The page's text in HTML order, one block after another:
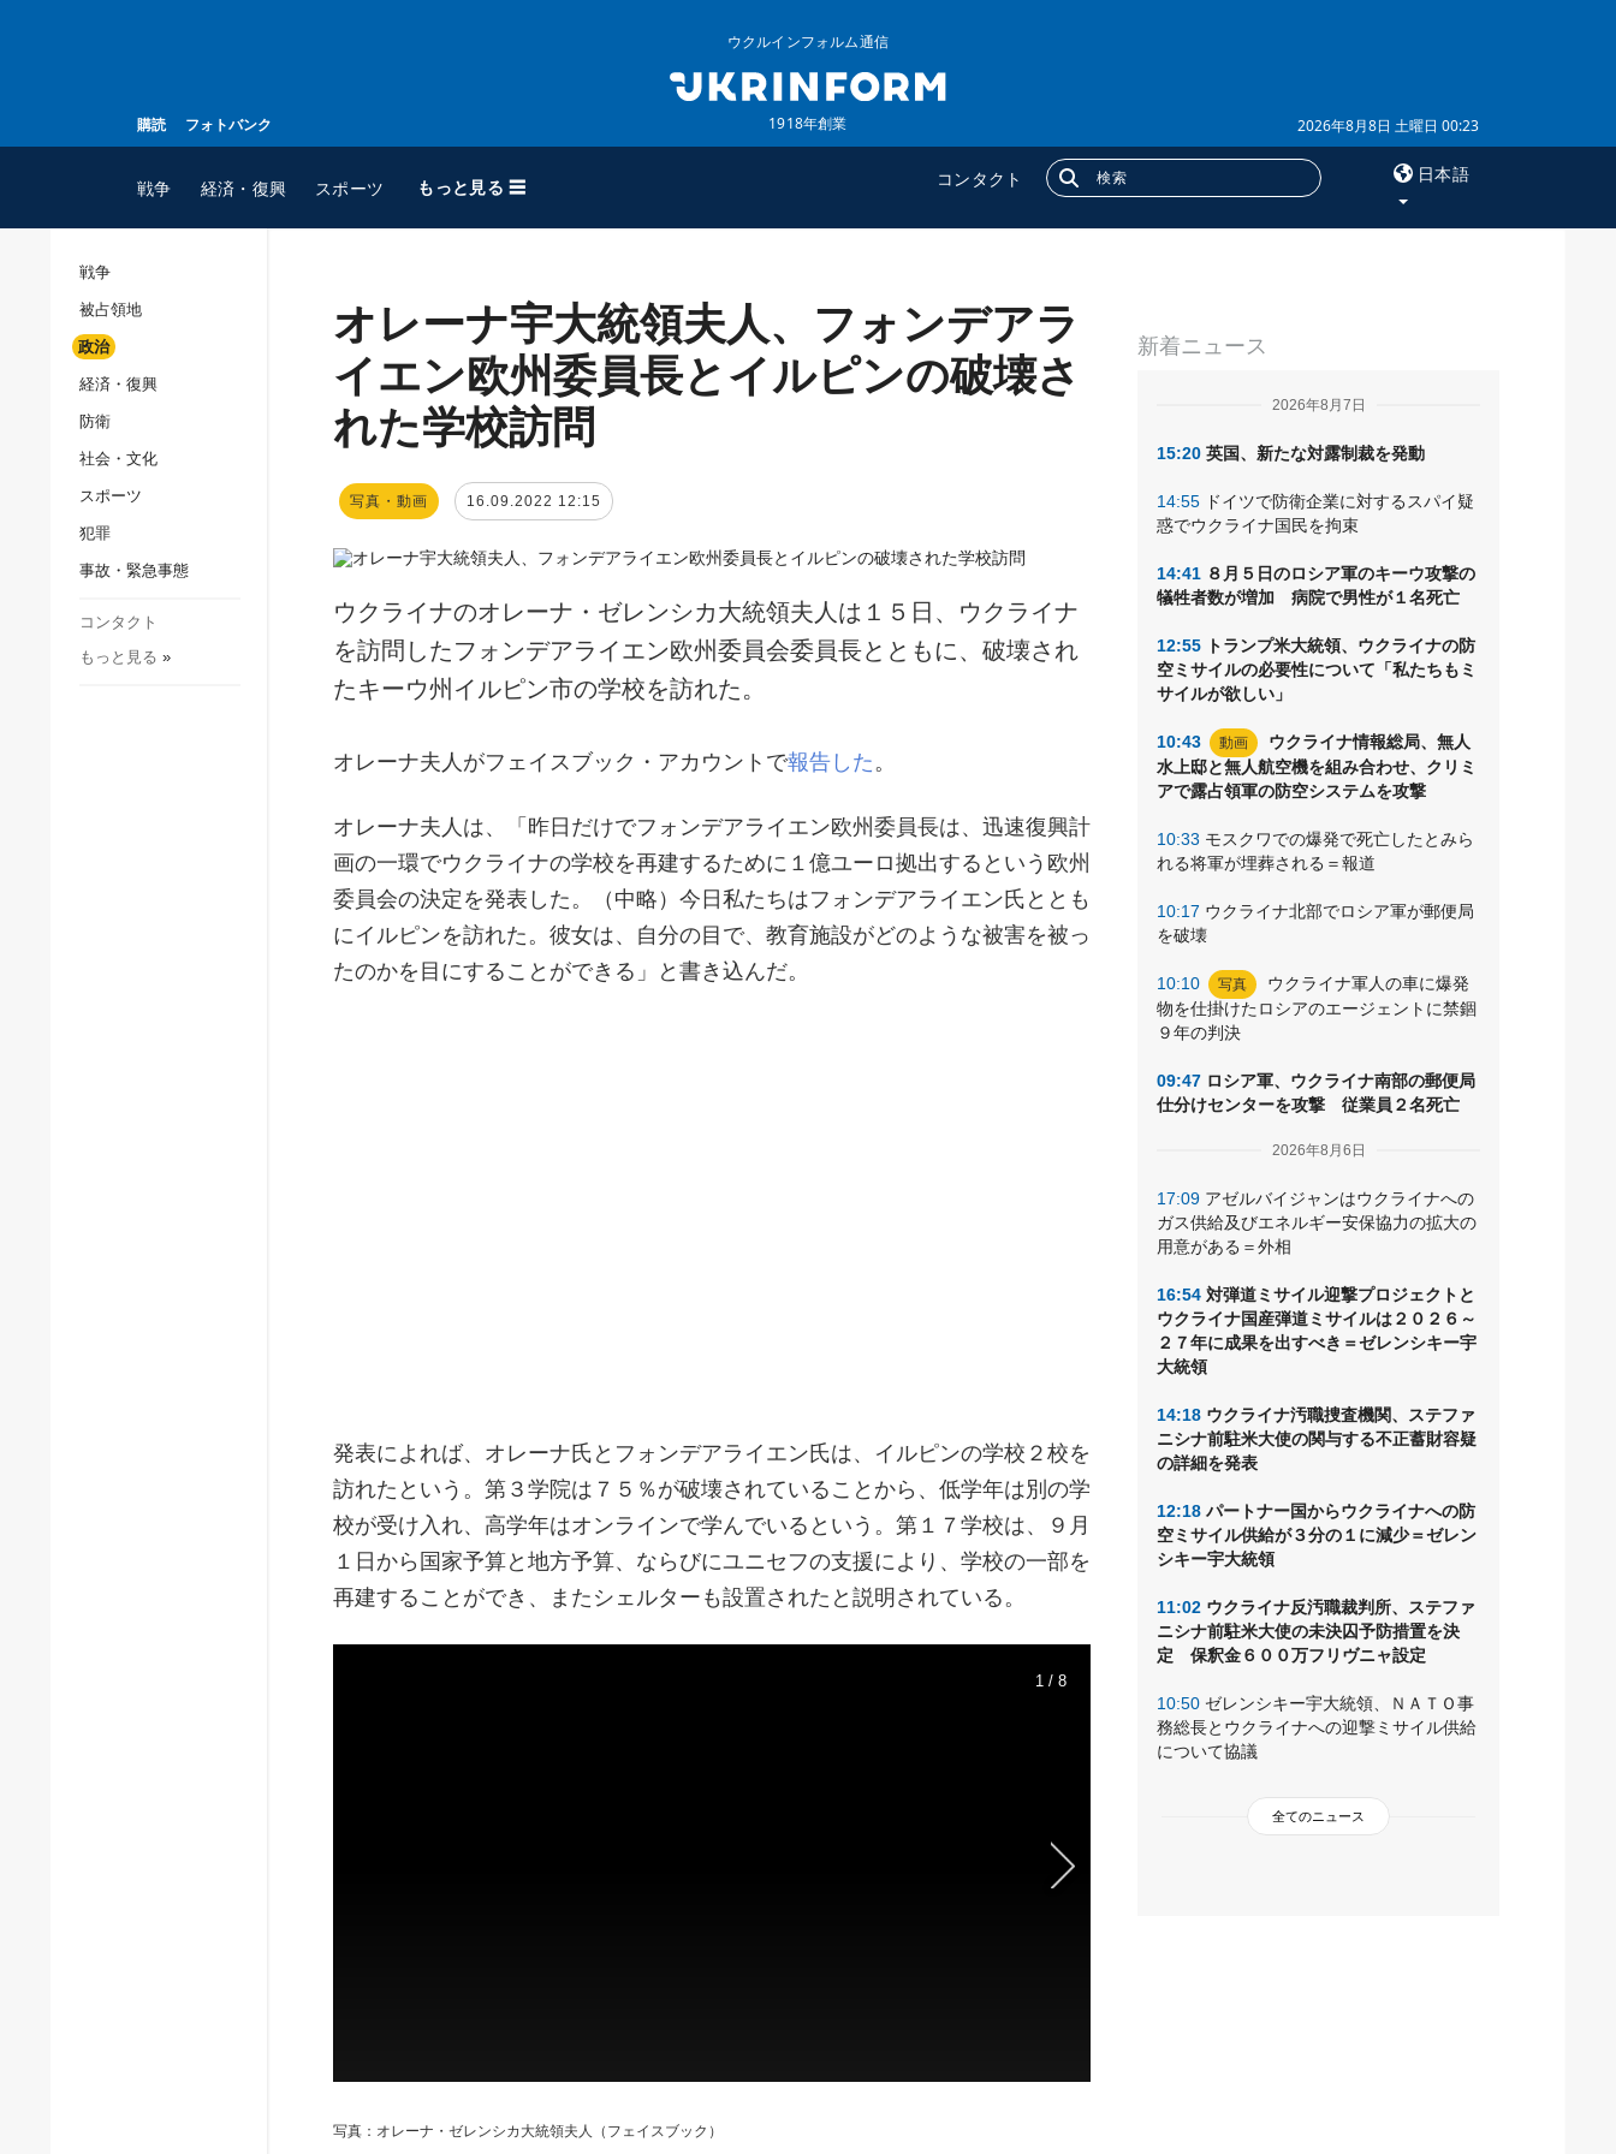
購読 フォトバンク
ウクルインフォルム通信
1918年創業 2026年8月8日 土曜日 00:23
戦争 経済・復興 スポーツ もっと見る ☰ コンタクト 日本語
スポーツ
ウクルインフォルム
ウクルインフォルムについ
て
コンタクト
追加
インタビュー
購読
戦争
被占領地
政治
経済・復興
防衛
社会・文化
スポーツ
犯罪
事故・緊急事態
コンタクト
もっと見る »
新着ニュース
2026年8月7日
15:20 英国、新たな対露制裁を発動
14:55 ドイツで防衛企業に対するスパイ疑
惑でウクライナ国民を拘束
14:41 ８月５日のロシア軍のキーウ攻撃の
犠牲者数が増加 病院で男性が１名死亡
12:55 トランプ米大統領、ウクライナの防
空ミサイルの必要性について「私たちもミ
サイルが欲しい」
10:43 動画
ウクライナ情報総局、無人
水上邸と無人航空機を組み合わせ、クリミ
アで露占領軍の防空システムを攻撃
10:33 モスクワでの爆発で死亡したとみら
れる将軍が埋葬される＝報道
10:17 ウクライナ北部でロシア軍が郵便局
を破壊
10:10 写真
ウクライナ軍人の車に爆発
物を仕掛けたロシアのエージェントに禁錮
９年の判決
09:47 ロシア軍、ウクライナ南部の郵便局
仕分けセンターを攻撃 従業員２名死亡
2026年8月6日
17:09 アゼルバイジャンはウクライナへの
ガス供給及びエネルギー安保協力の拡大の
用意がある＝外相
16:54 対弾道ミサイル迎撃プロジェクトと
ウクライナ国産弾道ミサイルは２０２６～
２７年に成果を出すべき＝ゼレンシキー宇
大統領
14:18 ウクライナ汚職捜査機関、ステファ
ニシナ前駐米大使の関与する不正蓄財容疑
の詳細を発表
12:18 パートナー国からウクライナへの防
空ミサイル供給が３分の１に減少＝ゼレン
シキー宇大統領
11:02 ウクライナ反汚職裁判所、ステファ
ニシナ前駐米大使の未決囚予防措置を決
定 保釈金６００万フリヴニャ設定
10:50 ゼレンシキー宇大統領、ＮＡＴＯ事
務総長とウクライナへの迎撃ミサイル供給
について協議
全てのニュース
オレーナ宇大統領夫人、フォンデアラ
イエン欧州委員長とイルピンの破壊さ
れた学校訪問
写真・動画 16.09.2022 12:15
ウクライナのオレーナ・ゼレンシカ大統領夫人は１５日、ウクライナ
を訪問したフォンデアライエン欧州委員会委員長とともに、破壊され
たキーウ州イルピン市の学校を訪れた。
オレーナ夫人がフェイスブック・アカウントで報告した 。
オレーナ夫人は、「昨日だけでフォンデアライエン欧州委員長は、迅速復興計
画の一環でウクライナの学校を再建するために１億ユーロ拠出するという欧州
委員会の決定を発表した。（中略）今日私たちはフォンデアライエン氏ととも
にイルピンを訪れた。彼女は、自分の目で、教育施設がどのような被害を被っ
たのかを目にすることができる」と書き込んだ。
発表によれば、オレーナ氏とフォンデアライエン氏は、イルピンの学校２校を
訪れたという。第３学院は７５％が破壊されていることから、低学年は別の学
校が受け入れ、高学年はオンラインで学んでいるという。第１７学校は、９月
１日から国家予算と地方予算、ならびにユニセフの支援により、学校の一部を
再建することができ、またシェルターも設置されたと説明されている。
1 / 8
写真：オレーナ・ゼレンシカ大統領夫人（フェイスブック）